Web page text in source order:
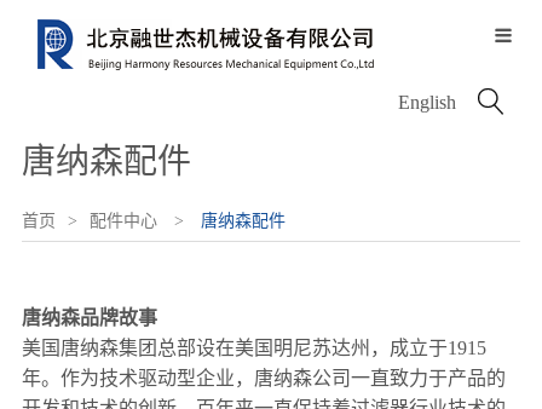

English 
关于我们
资质荣誉
领导致辞
产品中心
电动设备
轮式装载机
服务中心
服务网络
服务类型
配件中心
沃尔沃配件
VOLVO PENTA
信息中心
图片中心
融世杰人
唐纳森配件
首页 > 配件中心 > 唐纳森配件
唐纳森品牌故事
美国唐纳森集团总部设在美国明尼苏达州，成立于1915
年。作为技术驱动型企业，唐纳森公司一直致力于产品的